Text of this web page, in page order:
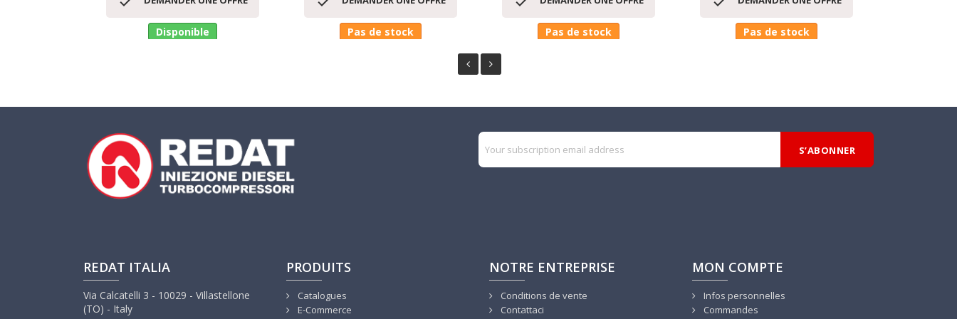
Disponible Pas de stock Pas de stock Pas de stock
REDAT ITALIA
Via Calcatelli 3 - 10029 - Villastellone
(TO) - Italy
PRODUITS
Catalogues
E-Commerce
NOTRE ENTREPRISE
Conditions de vente
Contattaci
MON COMPTE
Infos personnelles
Commandes